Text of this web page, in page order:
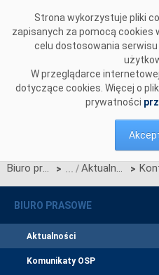
Strona wykorzystuje pliki
zapisanych za pomocą
celu dostosowania
W przeglądarce
dotyczące cookies. Więcej o
prywatności
Biuro prasowe > Aktualności >
BIURO PRASOWE
Aktualności
Komunikaty OSP